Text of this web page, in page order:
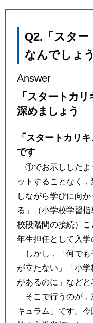
Q2.「スタ
なんでしょ
Answer
「スタートカ
深めましょう
「スタートカリ
です
①でお示ししたよ
ットすることなく
しながら学びに向
る」（小学校学習
校段階間の接続）
年生担任として入学
しかし，「何で
が立たない」「小
があるのに」などと
そこで行うのが
キュラム」です。